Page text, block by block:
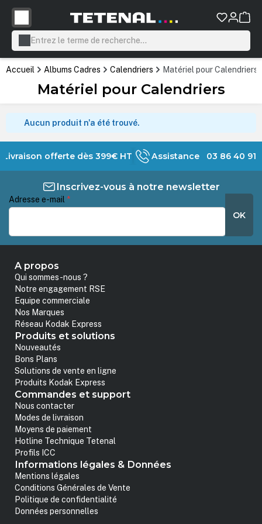
principal
Accueil Albums Cadres Calendriers Matériel pour Calendriers
Matériel pour Calendriers
Aucun produit n'a été trouvé.
Livraison offerte dès 399€ HT Assistance 03 86 40 91
Inscrivez-vous à notre newsletter
Adresse e-mail *
OK
A propos
Qui sommes-nous ?
Notre engagement RSE
Equipe commerciale
Nos Marques
Réseau Kodak Express
Produits et solutions
Nouveautés
Bons Plans
Solutions de vente en ligne
Produits Kodak Express
Commandes et support
Nous contacter
Modes de livraison
Moyens de paiement
Hotline Technique Tetenal
Profils ICC
Informations légales & Données
Mentions légales
Conditions Générales de Vente
Politique de confidentialité
Données personnelles